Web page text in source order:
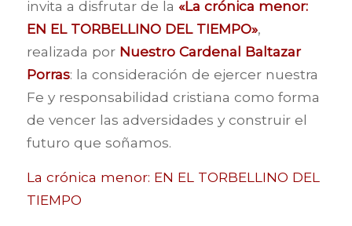
invita a disfrutar de la «La crónica menor:
EN EL TORBELLINO DEL TIEMPO»,
realizada por Nuestro Cardenal Baltazar
Porras: la consideración de ejercer nuestra
Fe y responsabilidad cristiana como forma
de vencer las adversidades y construir el
futuro que soñamos.
La crónica menor: EN EL TORBELLINO DEL
TIEMPO